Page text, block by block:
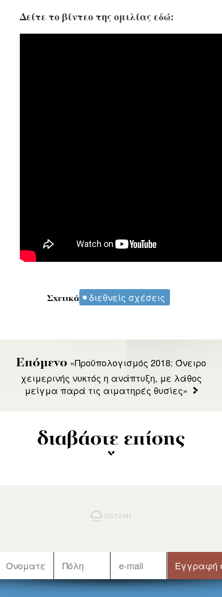
Δείτε το βίντεο της ομιλίας εδώ:
Σχετικά διεθνείς σχέσεις
Επόμενο «Προϋπολογισμός 2018: Όνειρο
χειμερινής νυκτός η ανάπτυξη, με λάθος
μείγμα παρά τις αιματηρές θυσίες»
διαβάστε επίσης